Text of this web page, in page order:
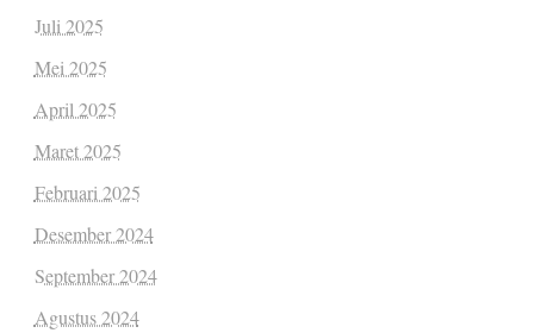
Juli 2025
Mei 2025
April 2025
Maret 2025
Februari 2025
Desember 2024
September 2024
Agustus 2024